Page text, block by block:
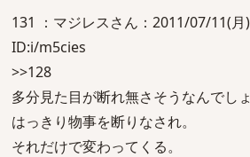
131 ：マジレスさん：2011/07/11(月
ID:i/m5cies
>>128
多分見た目が断れ無さそうなんでしょ
はっきり物事を断りなされ。
それだけで変わってくる。